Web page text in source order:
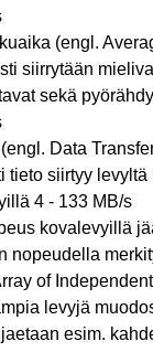
(engl.
siirrytään
sekä
Data
tieto siirtyy
4 - 133 MB/s
kovalevyillä
nopeudella
of
levyjä
esim.